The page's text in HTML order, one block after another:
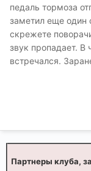
педаль тормоза
заметил еще один
скрежете
звук пропадает.
встречался.
Партнеры клуба,